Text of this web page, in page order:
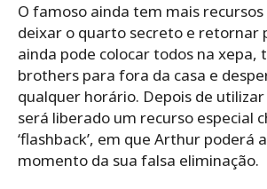
O famoso ainda tem mais
deixar o quarto secreto e retornar
ainda pode colocar todos na xepa,
brothers para fora da casa e
qualquer horário. Depois de
será liberado um recurso especial
‘flashback’, em que Arthur poderá
momento da sua falsa eliminação.